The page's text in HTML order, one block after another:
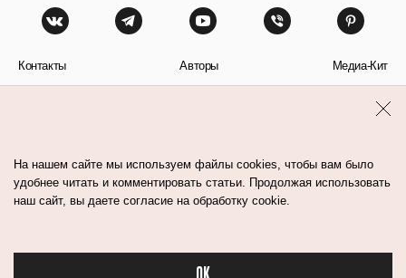
Контакты Авторы Медиа-Кит
На нашем сайте мы используем файлы cookies, чтобы вам было
удобнее читать и комментировать статьи. Продолжая использовать
наш сайт, вы даете согласие на обработку cookie.